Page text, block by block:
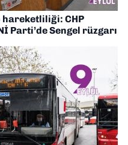
CHP
Parti’de Sengel rüzgarı